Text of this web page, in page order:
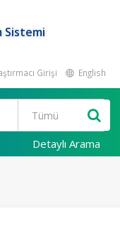
Sistemi
Girişi English
Detaylı Arama